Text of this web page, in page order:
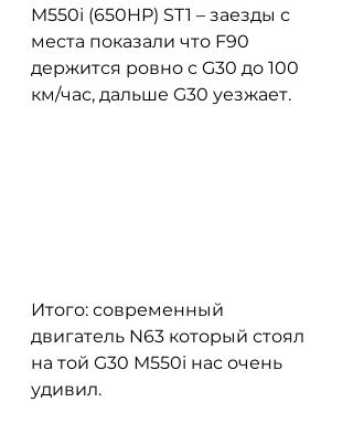
M550i (650HP) ST1 – заезды с
места показали что F90
держится ровно с G30 до 100
км/час, дальше G30 уезжает.
Итого: современный
двигатель N63 который стоял
на той G30 M550i нас очень
удивил.